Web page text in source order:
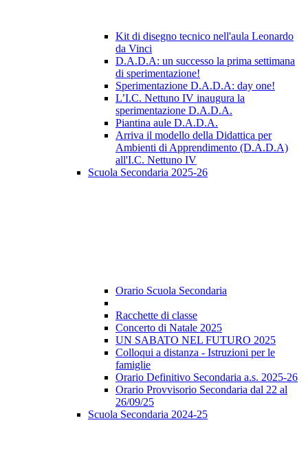
Kit di disegno tecnico nell'aula Leonardo
da Vinci
D.A.D.A: un successo la prima settimana
di sperimentazione!
Sperimentazione D.A.D.A: day one!
L’I.C. Nettuno IV inaugura la
sperimentazione D.A.D.A.
Piantina aule D.A.D.A.
Arriva il modello della Didattica per
Ambienti di Apprendimento (D.A.D.A)
all'I.C. Nettuno IV
Scuola Secondaria 2025-26
Orario Scuola Secondaria
Racchette di classe
Concerto di Natale 2025
UN SABATO NEL FUTURO 2025
Colloqui a distanza - Istruzioni per le
famiglie
Orario Definitivo Secondaria a.s. 2025-26
Orario Provvisorio Secondaria dal 22 al
26/09/25
Scuola Secondaria 2024-25